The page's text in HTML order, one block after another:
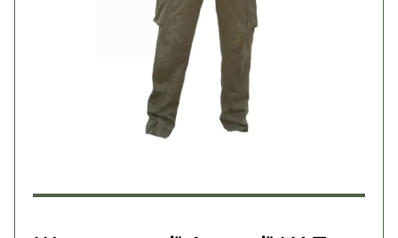
Возврат и обмен
Second Hand NATO